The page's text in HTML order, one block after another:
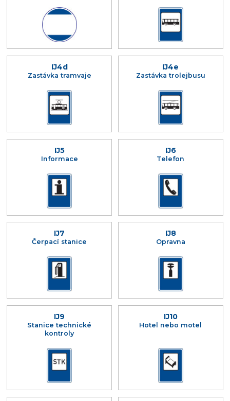
IJ4d
Zastávka tramvaje
IJ4e
Zastávka trolejbusu
IJ5
Informace
IJ6
Telefon
IJ7
Čerpací stanice
IJ8
Opravna
IJ9
Stanice technické
kontroly
IJ10
Hotel nebo motel